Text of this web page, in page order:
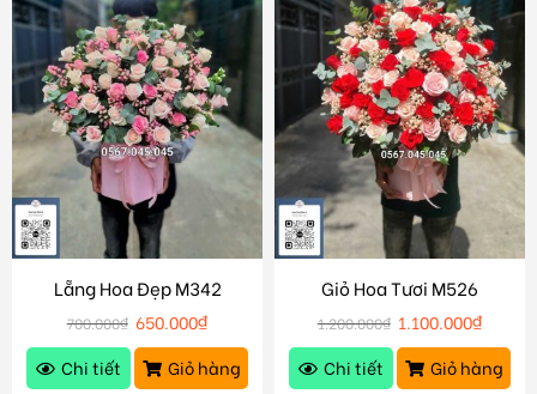
Lẵng Hoa Đẹp M342
700.000₫ 650.000₫
Chi tiết
Giỏ hàng
Giỏ Hoa Tươi M526
1.200.000₫ 1.100.000₫
Chi tiết
Giỏ hàng